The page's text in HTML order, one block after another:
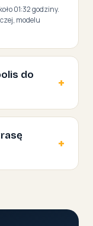
01:32 godziny.
modelu
do